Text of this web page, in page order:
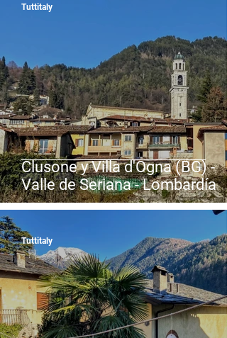
Clusone y Villa d'Ogna (BG) -
Valle de Seriana - Lombardía
Tuttitaly
Tuttitaly